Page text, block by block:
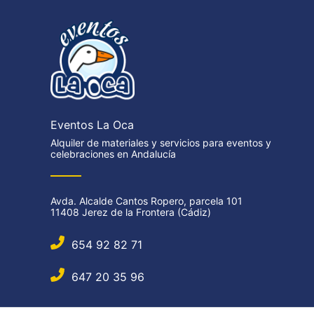
Eventos La Oca
Alquiler de materiales y servicios para eventos y
celebraciones en Andalucía
Avda. Alcalde Cantos Ropero, parcela 101
11408 Jerez de la Frontera (Cádiz)
654 92 82 71
647 20 35 96